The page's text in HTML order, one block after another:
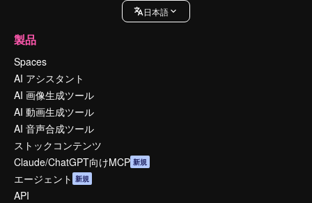
日本語
製品
Spaces
AI アシスタント
AI 画像生成ツール
AI 動画生成ツール
AI 音声合成ツール
ストックコンテンツ
Claude/ChatGPT向けMCP 新規
エージェント 新規
API